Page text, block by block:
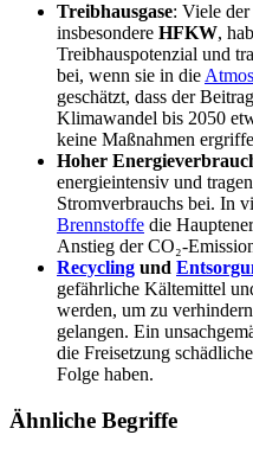
Treibhausgase: Viele
insbesondere HFKW,
Treibhauspotenzial und
bei, wenn sie in die
geschätzt, dass der
Klimawandel bis 2050
keine Maßnahmen
Hoher
energieintensiv und
Stromverbrauchs bei. In
Brennstoffe die
Anstieg der CO₂-
Recycling und
gefährliche Kältemittel
werden, um zu
gelangen. Ein
die Freisetzung
Folge haben.
Ähnliche Begriffe